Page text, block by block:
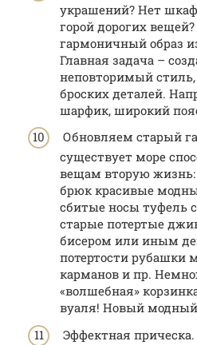
украшений? Нет
горой дорогих
гармоничный образ
Главная задача –
неповторимый стиль,
броских деталей.
шарфик, широкий
Обновляем старый
существует море
вещам вторую жизнь:
брюк красивые
сбитые носы туфель
старые потертые
бисером или иным
потертости рубашки
карманов и пр.
«волшебная»
вуаля! Новый модный
Эффектная